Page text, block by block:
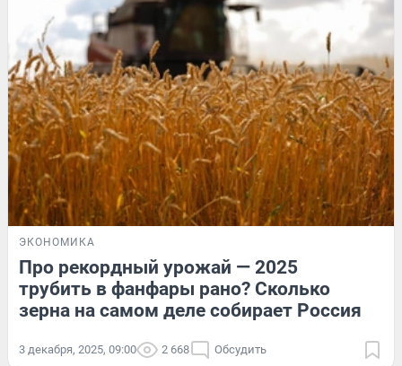
ЭКОНОМИКА
Про рекордный урожай — 2025
трубить в фанфары рано? Сколько
зерна на самом деле собирает Россия
3 декабря, 2025, 09:00 2 668 Обсудить